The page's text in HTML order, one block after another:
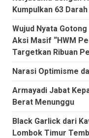
Kumpulkan 63 Darah
Wujud Nyata
Aksi Masif “HWM
Targetkan Ribuan
Narasi Optimisme
Armayadi Jabat
Berat Menunggu
Black Garlick dari
Lombok Timur